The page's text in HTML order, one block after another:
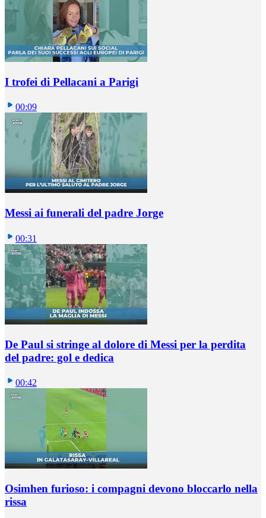
I trofei di Pellacani a Parigi
00:09
Messi ai funerali del padre Jorge
00:31
De Paul si stringe al dolore di Messi per la perdita
del padre: gol e dedica
00:42
Osimhen furioso: i compagni devono bloccarlo nella
rissa